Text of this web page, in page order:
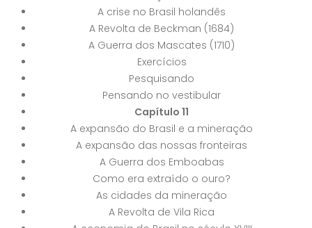
A crise no Brasil holandês
A Revolta de Beckman (1684)
A Guerra dos Mascates (1710)
Exercícios
Pesquisando
Pensando no vestibular
Capítulo 11
A expansão do Brasil e a mineração
A expansão das nossas fronteiras
A Guerra dos Emboabas
Como era extraído o ouro?
As cidades da mineração
A Revolta de Vila Rica